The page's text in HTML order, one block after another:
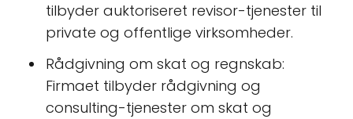
tilbyder auktoriseret revisor-tjenester til
private og offentlige virksomheder.
Rådgivning om skat og regnskab:
Firmaet tilbyder rådgivning og
consulting-tjenester om skat og